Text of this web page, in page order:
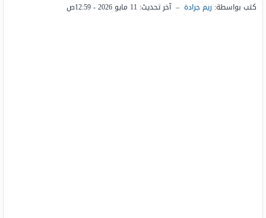
كتب بواسطة: ريم جرادة – آخر تحديث: 11 مايو 2026 - 12:59ص